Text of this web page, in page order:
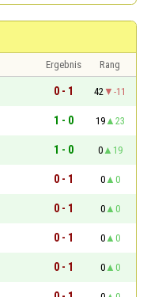
Ergebnis
Rang
0 - 1 42
-11
1 - 0 19
23
1 - 0 0
19
0 - 1 0
0
0 - 1 0
0
0 - 1 0
0
0 - 1 0
0